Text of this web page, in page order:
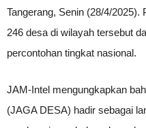
Tangerang, Senin (28/4/
246 desa di wilayah tersebut
percontohan tingkat nasional.
JAM-Intel mengungkapkan
(JAGA DESA) hadir sebagai